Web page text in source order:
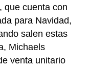
que cuenta con
para Navidad,
salen estas
Michaels
venta unitario